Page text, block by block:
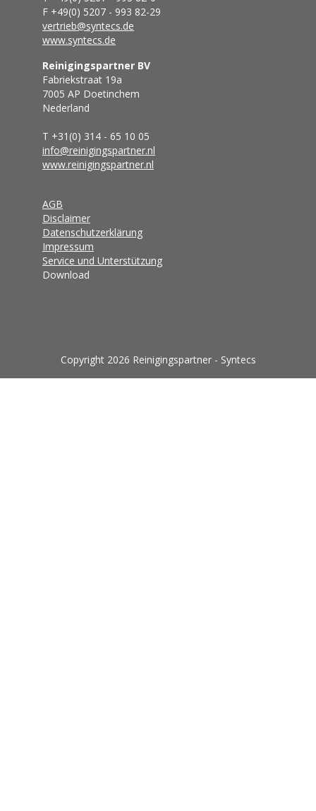
F +49(0) 5207 - 993 82-29
vertrieb@syntecs.de
www.syntecs.de
Reinigingspartner BV
Fabriekstraat 19a
7005 AP Doetinchem
Nederland
T +31(0) 314 - 65 10 05
info@reinigingspartner.nl
www.reinigingspartner.nl
AGB
Disclaimer
Datenschutzerklärung
Impressum
Service und Unterstützung
Download
Copyright 2026 Reinigingspartner - Syntecs